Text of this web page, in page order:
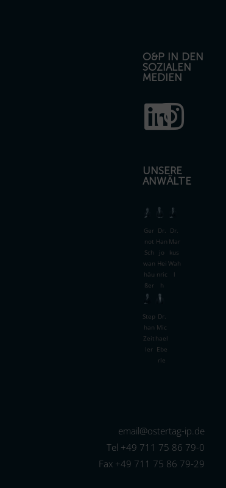
O&P IN DEN
SOZIALEN
MEDIEN
UNSERE
ANWÄLTE
Ger
not
Sch
wan
häu
ßer
Dr.
Han
jo
Hei
nric
h
Dr.
Mar
kus
Wah
l
Step
han
Zeit
ler
Dr.
Mic
hael
Ebe
rle
email@ostertag-ip.de
Tel +49 711 75 86 79-0
Fax +49 711 75 86 79-29